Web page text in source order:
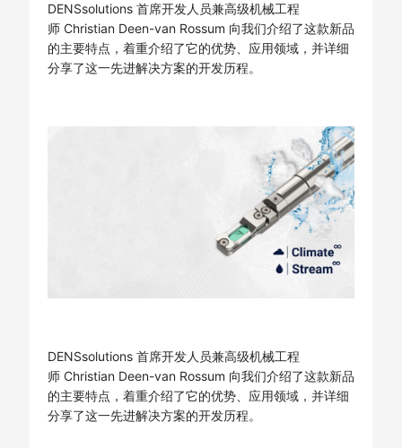
DENSsolutions 首席开发人员兼高级机械工程
师 Christian Deen-van Rossum 向我们介绍了这款新品
的主要特点，着重介绍了它的优势、应用领域，并详细
分享了这一先进解决方案的开发历程。
DENSsolutions 首席开发人员兼高级机械工程
师 Christian Deen-van Rossum 向我们介绍了这款新品
的主要特点，着重介绍了它的优势、应用领域，并详细
分享了这一先进解决方案的开发历程。